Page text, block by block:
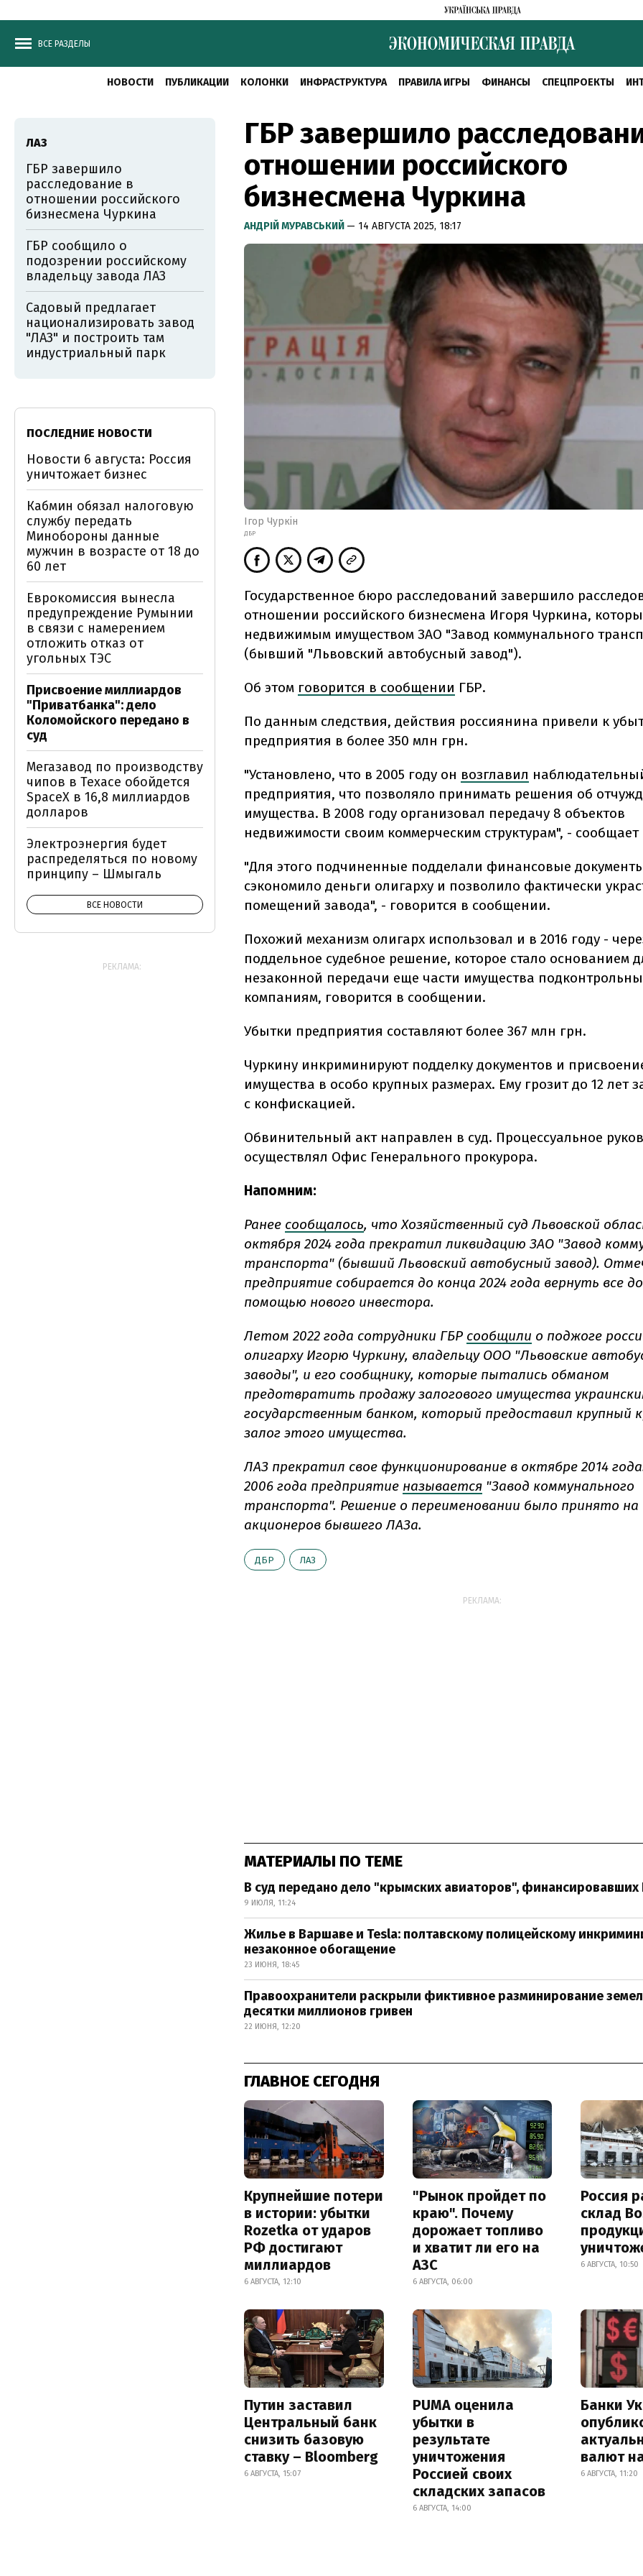
ВСЕ РАЗДЕЛЫ
НОВОСТИ ПУБЛИКАЦИИ КОЛОНКИ ИНФРАСТРУКТУРА ПРАВИЛА ИГРЫ ФИНАНСЫ СПЕЦПРОЕКТЫ
ГБР завершило
отношении российского
бизнесмена Чуркина
АНДРІЙ МУРАВСЬКИЙ — 14 АВГУСТА 2025, 18:17
Ігор Чуркін
ДБР
Государственное бюро расследований завершило
отношении российского бизнесмена Игоря Чуркина,
недвижимым имуществом ЗАО "Завод коммунального
(бывший "Львовский автобусный завод").
Об этом говорится в сообщении ГБР.
По данным следствия, действия россиянина привели к
предприятия в более 350 млн грн.
"Установлено, что в 2005 году он возглавил
предприятия, что позволяло принимать решения об
имущества. В 2008 году организовал передачу 8 объектов
недвижимости своим коммерческим структурам", - сообщает
"Для этого подчиненные подделали финансовые
сэкономило деньги олигарху и позволило фактически
помещений завода", - говорится в сообщении.
Похожий механизм олигарх использовал и в 2016 году -
поддельное судебное решение, которое стало основанием
незаконной передачи еще части имущества
компаниям, говорится в сообщении.
Убытки предприятия составляют более 367 млн грн.
Чуркину инкриминируют подделку документов и
имущества в особо крупных размерах. Ему грозит до 12 лет
с конфискацией.
Обвинительный акт направлен в суд. Процессуальное
осуществлял Офис Генерального прокурора.
Напомним:
Ранее сообщалось, что Хозяйственный суд Львовской
октября 2024 года прекратил ликвидацию ЗАО "Завод
транспорта" (бывший Львовский автобусный завод).
предприятие собирается до конца 2024 года вернуть все
помощью нового инвестора.
Летом 2022 года сотрудники ГБР сообщили о поджоге
олигарху Игорю Чуркину, владельцу ООО "Львовские
заводы", и его сообщнику, которые пытались обманом
предотвратить продажу залогового имущества
государственным банком, который предоставил крупный
залог этого имущества.
ЛАЗ прекратил свое функционирование в октябре 2014
2006 года предприятие называется "Завод коммунального
транспорта". Решение о переименовании было принято на
акционеров бывшего ЛАЗа.
ДБР ЛАЗ
РЕКЛАМА:
МАТЕРИАЛЫ ПО ТЕМЕ
В суд передано дело "крымских авиаторов",
9 ИЮЛЯ, 11:24
Жилье в Варшаве и Tesla: полтавскому полицейскому
незаконное обогащение
23 ИЮНЯ, 18:45
Правоохранители раскрыли фиктивное разминирование
десятки миллионов гривен
22 ИЮНЯ, 12:20
ГЛАВНОЕ СЕГОДНЯ
Крупнейшие потери
в истории: убытки
Rozetka от ударов
РФ достигают
миллиардов
6 АВГУСТА, 12:10
"Рынок пройдет по
краю". Почему
дорожает топливо
и хватит ли его на
АЗС
6 АВГУСТА, 06:00
Россия
склад
6 АВГУСТА, 10:50
Путин заставил
Центральный банк
снизить базовую
ставку – Bloomberg
6 АВГУСТА, 15:07
PUMA оценила
убытки в
результате
уничтожения
Россией своих
складских запасов
6 АВГУСТА, 14:00
Банки
валют
6 АВГУСТА, 11:20
ЛАЗ
ГБР завершило
расследование в
отношении российского
бизнесмена Чуркина
ГБР сообщило о
подозрении российскому
владельцу завода ЛАЗ
Садовый предлагает
национализировать завод
"ЛАЗ" и построить там
индустриальный парк
ПОСЛЕДНИЕ НОВОСТИ
Новости 6 августа: Россия
уничтожает бизнес
Кабмин обязал налоговую
службу передать
Минобороны данные
мужчин в возрасте от 18 до
60 лет
Еврокомиссия вынесла
предупреждение Румынии
в связи с намерением
отложить отказ от
угольных ТЭС
Присвоение миллиардов
"Приватбанка": дело
Коломойского передано в
суд
Мегазавод по производству
чипов в Техасе обойдется
SpaceX в 16,8 миллиардов
долларов
Электроэнергия будет
распределяться по новому
принципу – Шмыгаль
ВСЕ НОВОСТИ
РЕКЛАМА: